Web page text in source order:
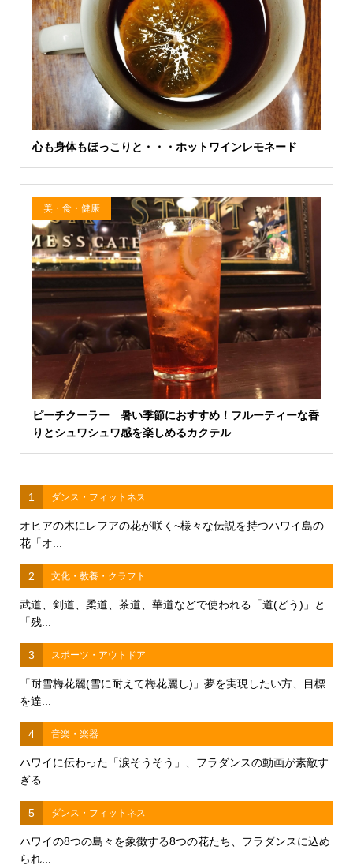
心も身体もほっこりと・・・ホットワインレモネード
美・食・健康
ピーチクーラー 暑い季節におすすめ！フルーティーな香
りとシュワシュワ感を楽しめるカクテル
1 ダンス・フィットネス
オヒアの木にレフアの花が咲く~様々な伝説を持つハワイ島の
花「オ...
2 文化・教養・クラフト
武道、剣道、柔道、茶道、華道などで使われる「道(どう)」と
「残...
3 スポーツ・アウトドア
「耐雪梅花麗(雪に耐えて梅花麗し)」夢を実現したい方、目標
を達...
4 音楽・楽器
ハワイに伝わった「涙そうそう」、フラダンスの動画が素敵す
ぎる
5 ダンス・フィットネス
ハワイの8つの島々を象徴する8つの花たち、フラダンスに込め
られ...